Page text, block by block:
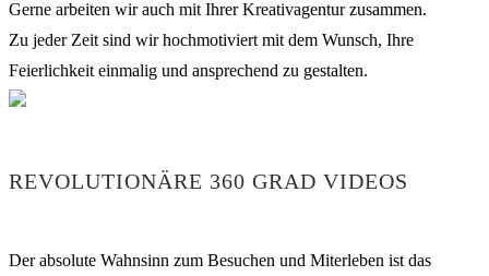
Gerne arbeiten wir auch mit Ihrer Kreativagentur zusammen.
Zu jeder Zeit sind wir hochmotiviert mit dem Wunsch, Ihre
Feierlichkeit einmalig und ansprechend zu gestalten.
REVOLUTIONÄRE 360 GRAD VIDEOS
Der absolute Wahnsinn zum Besuchen und Miterleben ist das